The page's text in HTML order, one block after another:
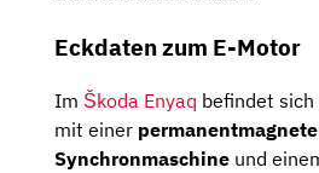
Eckdaten zum E-Motor
Im Škoda Enyaq befindet
mit einer
Synchronmaschine und